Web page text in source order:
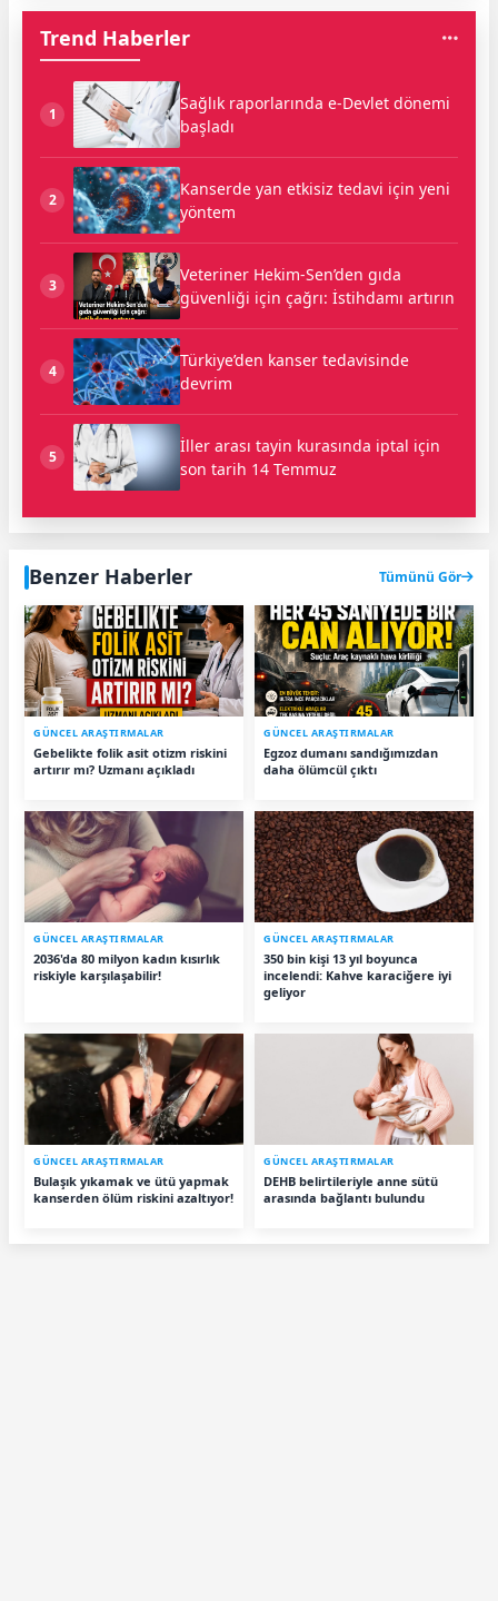
Trend Haberler
1
Sağlık raporlarında e-Devlet dönemi
başladı
2
Kanserde yan etkisiz tedavi için yeni
yöntem
3
Veteriner Hekim-Sen’den gıda
güvenliği için çağrı: İstihdamı artırın
4
Türkiye’den kanser tedavisinde
devrim
5
İller arası tayin kurasında iptal için
son tarih 14 Temmuz
Benzer Haberler Tümünü Gör
GÜNCEL ARAŞTIRMALAR
Gebelikte folik asit otizm riskini
artırır mı? Uzmanı açıkladı
GÜNCEL ARAŞTIRMALAR
Egzoz dumanı sandığımızdan
daha ölümcül çıktı
GÜNCEL ARAŞTIRMALAR
2036'da 80 milyon kadın kısırlık
riskiyle karşılaşabilir!
GÜNCEL ARAŞTIRMALAR
350 bin kişi 13 yıl boyunca
incelendi: Kahve karaciğere iyi
geliyor
GÜNCEL ARAŞTIRMALAR
Bulaşık yıkamak ve ütü yapmak
kanserden ölüm riskini azaltıyor!
GÜNCEL ARAŞTIRMALAR
DEHB belirtileriyle anne sütü
arasında bağlantı bulundu